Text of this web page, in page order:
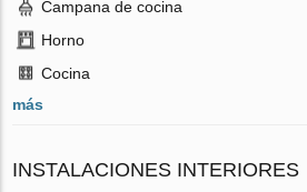
Campana de cocina
Horno
Cocina
más
INSTALACIONES INTERIORES